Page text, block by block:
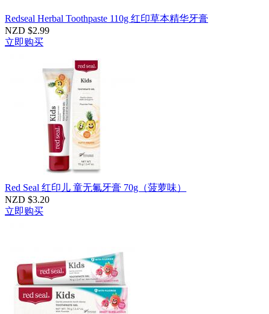
Redseal Herbal Toothpaste 110g 红印草本精华牙膏
NZD $2.99
立即购买
Red Seal 红印儿 童无氟牙膏 70g（菠萝味）
NZD $3.20
立即购买